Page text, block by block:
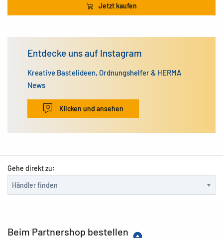
Jetzt kaufen
Entdecke uns auf Instagram
Kreative Bastelideen, Ordnungshelfer & HERMA
News
Klicken und ansehen
Gehe direkt zu:
Beim Partnershop bestellen